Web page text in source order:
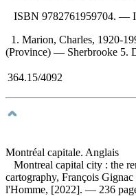
ISBN 9782761959704. —
1. Marion, Charles, 1920-
(Province) — Sherbrooke 5.
364.15/4092
Montréal capitale. Anglais
Montreal capital city : the
cartography, François
l'Homme, [2022]. — 236